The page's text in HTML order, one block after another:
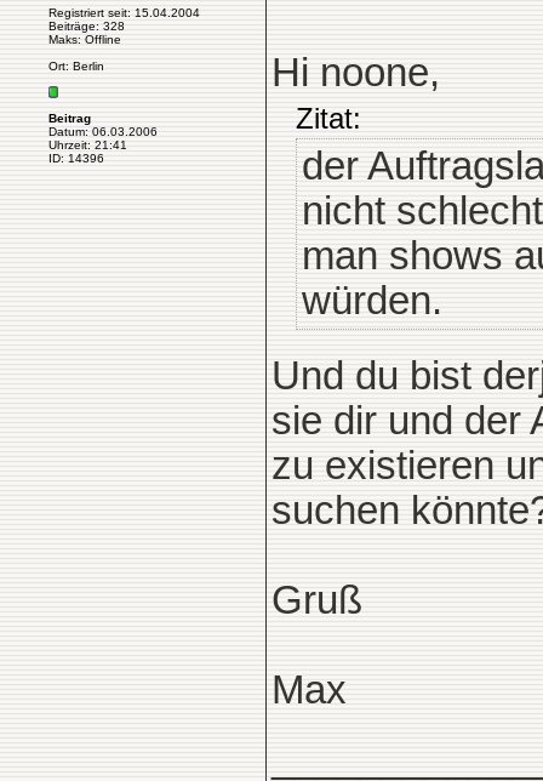
Registriert seit: 15.04.2004
Beiträge: 328
Maks: Offline
Ort: Berlin
Beitrag
Datum: 06.03.2006
Uhrzeit: 21:41
ID: 14396
Hi noone,
Zitat:
der
nicht
man shows
würden.
Und du bist
sie dir und der
zu existieren
suchen
Gruß
Max